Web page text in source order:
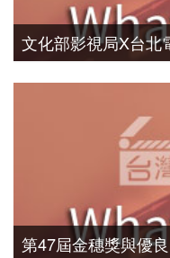
文化部影視局X台北
作坊」招募開跑 專
第47屆金穗獎與優